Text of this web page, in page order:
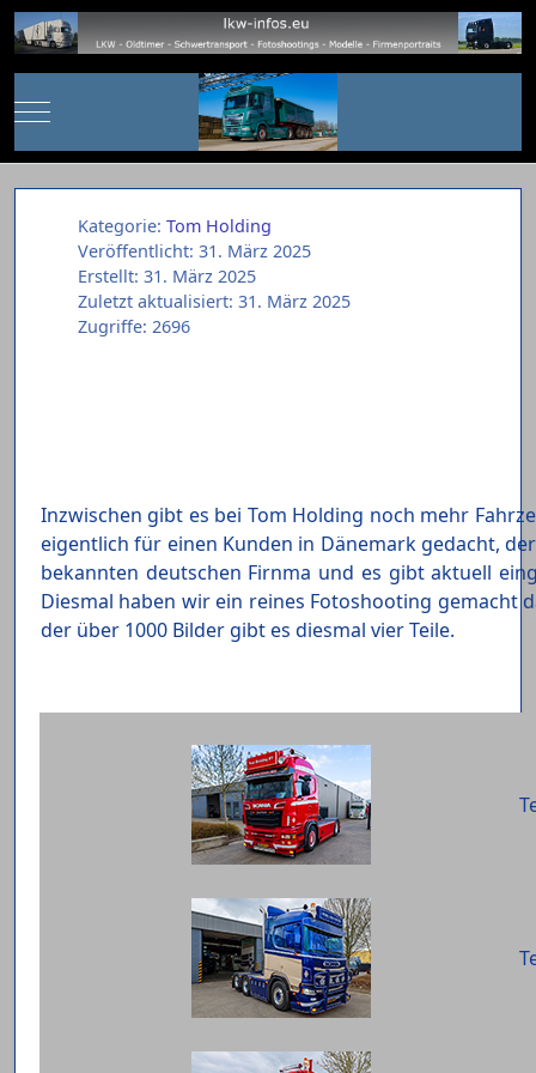
Mobile Menu Toggle
Kategorie: Tom Holding
Veröffentlicht: 31. März 2025
Erstellt: 31. März 2025
Zuletzt aktualisiert: 31. März 2025
Zugriffe: 2696
Inzwischen gibt es bei Tom Holding noch mehr
eigentlich für einen Kunden in Dänemark gedacht,
bekannten deutschen Firnma und es gibt aktuell
Diesmal haben wir ein reines Fotoshooting gemacht
der über 1000 Bilder gibt es diesmal vier Teile.